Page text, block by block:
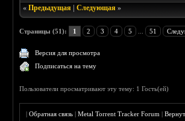
«Предыдущая |Следующая »
Страницы (51): 1 2 3 4 5 51
Версия для просмотра
Подписаться на тему
Пользователи просматривают эту тему: 1 Гость(ей)
|Обратная связь |Metal Torrent Tracker Forum |